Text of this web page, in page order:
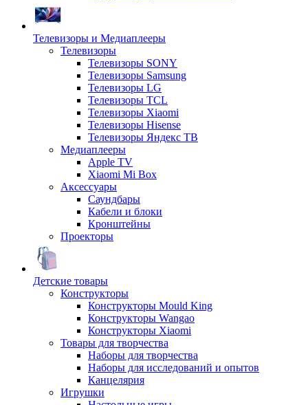
Телевизоры и Медиаплееры
Телевизоры
Телевизоры SONY
Телевизоры Samsung
Телевизоры LG
Телевизоры TCL
Телевизоры Xiaomi
Телевизоры Hisense
Телевизоры Яндекс ТВ
Медиаплееры
Apple TV
Xiaomi Mi Box
Аксессуары
Саундбары
Кабели и блоки
Кронштейны
Проекторы
Детские товары
Конструкторы
Конструкторы Mould King
Конструкторы Wangao
Конструкторы Xiaomi
Товары для творчества
Наборы для творчества
Наборы для исследований и опытов
Канцелярия
Игрушки